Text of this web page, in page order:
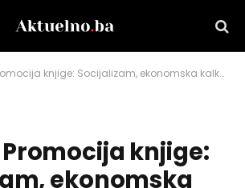
knjige: Socijalizam, ekonomska kalkulacija i poduzetništvo
knjige:
ekonomska